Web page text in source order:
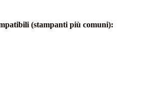
(stampanti più comuni):